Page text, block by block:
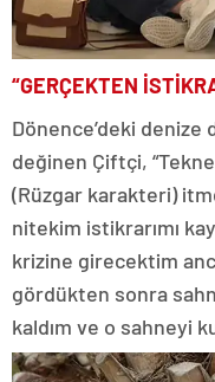
“GERÇEKTEN
Dönence’deki
değinen Çiftçi,
(Rüzgar karakteri)
nitekim istikrarımı
krizine girecektim
gördükten sonra
kaldım ve o sahneyi